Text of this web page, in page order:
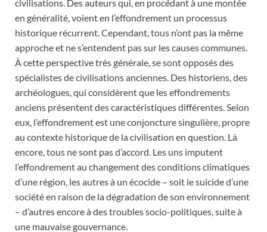
civilisations. Des auteurs qui, en procédant à une montée
en généralité, voient en l’effondrement un processus
historique récurrent. Cependant, tous n’ont pas la même
approche et ne s’entendent pas sur les causes communes.
À cette perspective très générale, se sont opposés des
spécialistes de civilisations anciennes. Des historiens, des
archéologues, qui considèrent que les effondrements
anciens présentent des caractéristiques différentes. Selon
eux, l’effondrement est une conjoncture singulière, propre
au contexte historique de la civilisation en question. Là
encore, tous ne sont pas d’accord. Les uns imputent
l’effondrement au changement des conditions climatiques
d’une région, les autres à un écocide – soit le suicide d’une
société en raison de la dégradation de son environnement
– d’autres encore à des troubles socio-politiques, suite à
une mauvaise gouvernance.